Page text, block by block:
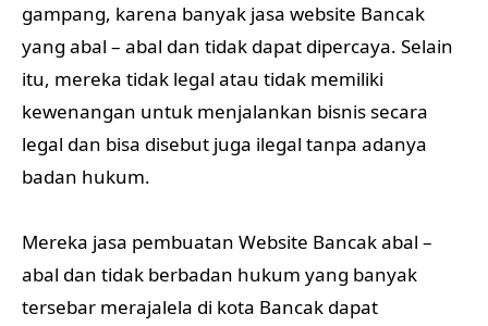
gampang, karena banyak jasa website Bancak
yang abal – abal dan tidak dapat dipercaya. Selain
itu, mereka tidak legal atau tidak memiliki
kewenangan untuk menjalankan bisnis secara
legal dan bisa disebut juga ilegal tanpa adanya
badan hukum.
Mereka jasa pembuatan Website Bancak abal –
abal dan tidak berbadan hukum yang banyak
tersebar merajalela di kota Bancak dapat